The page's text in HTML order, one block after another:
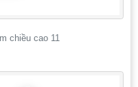
chiều cao 11